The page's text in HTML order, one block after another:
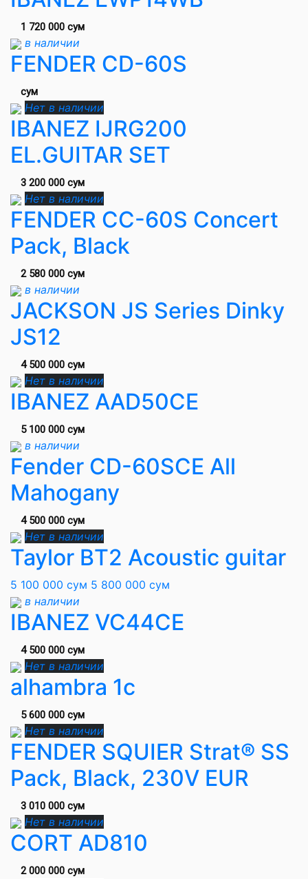
1 720 000 сум
в наличии
FENDER CD-60S
сум
Нет в наличии
IBANEZ IJRG200
EL.GUITAR SET
3 200 000 сум
Нет в наличии
FENDER CC-60S Concert
Pack, Black
2 580 000 сум
в наличии
JACKSON JS Series Dinky
JS12
4 500 000 сум
Нет в наличии
IBANEZ AAD50CE
5 100 000 сум
в наличии
Fender CD-60SCE All
Mahogany
4 500 000 сум
Нет в наличии
Taylor BT2 Acoustic guitar
5 100 000 сум 5 800 000 сум
в наличии
IBANEZ VC44CE
4 500 000 сум
Нет в наличии
alhambra 1c
5 600 000 сум
Нет в наличии
FENDER SQUIER Strat® SS
Pack, Black, 230V EUR
3 010 000 сум
Нет в наличии
CORT AD810
2 000 000 сум